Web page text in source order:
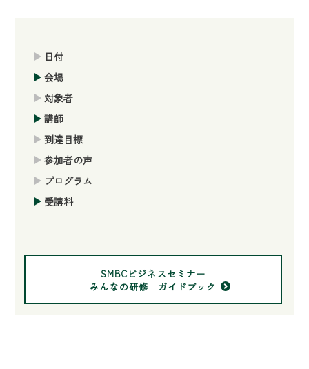
日付
会場
対象者
講師
到達目標
参加者の声
プログラム
受講料
SMBCビジネスセミナー
みんなの研修 ガイドブック